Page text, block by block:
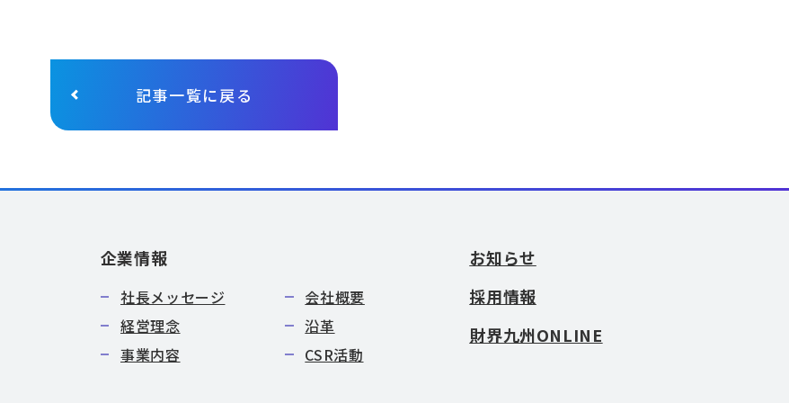
記事一覧に戻る
企業情報
社長メッセージ
会社概要
経営理念
沿革
事業内容
CSR活動
お知らせ
採用情報
財界九州ONLINE